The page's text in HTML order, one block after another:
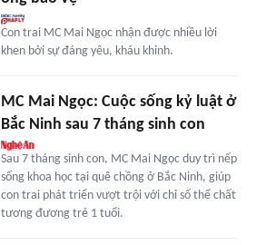
Con trai MC Mai Ngọc nhận được nhiều lời
khen bởi sự đáng yêu, kháu khỉnh.
MC Mai Ngọc: Cuộc sống kỷ luật ở
Bắc Ninh sau 7 tháng sinh con
Sau 7 tháng sinh con, MC Mai Ngọc duy trì nếp
sống khoa học tại quê chồng ở Bắc Ninh, giúp
con trai phát triển vượt trội với chỉ số thể chất
tương đương trẻ 1 tuổi.